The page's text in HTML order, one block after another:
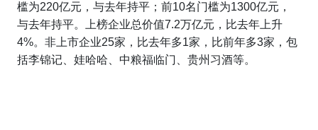
槛为220亿元，与去年持平；前10名门槛为1300亿元，
与去年持平。
上榜企业总价值7.2万亿元，比去年上升
4%。非上市企业25家，比去年多1家，比前年多3家，包
括李锦记、娃哈哈、中粮福临门、贵州习酒等。